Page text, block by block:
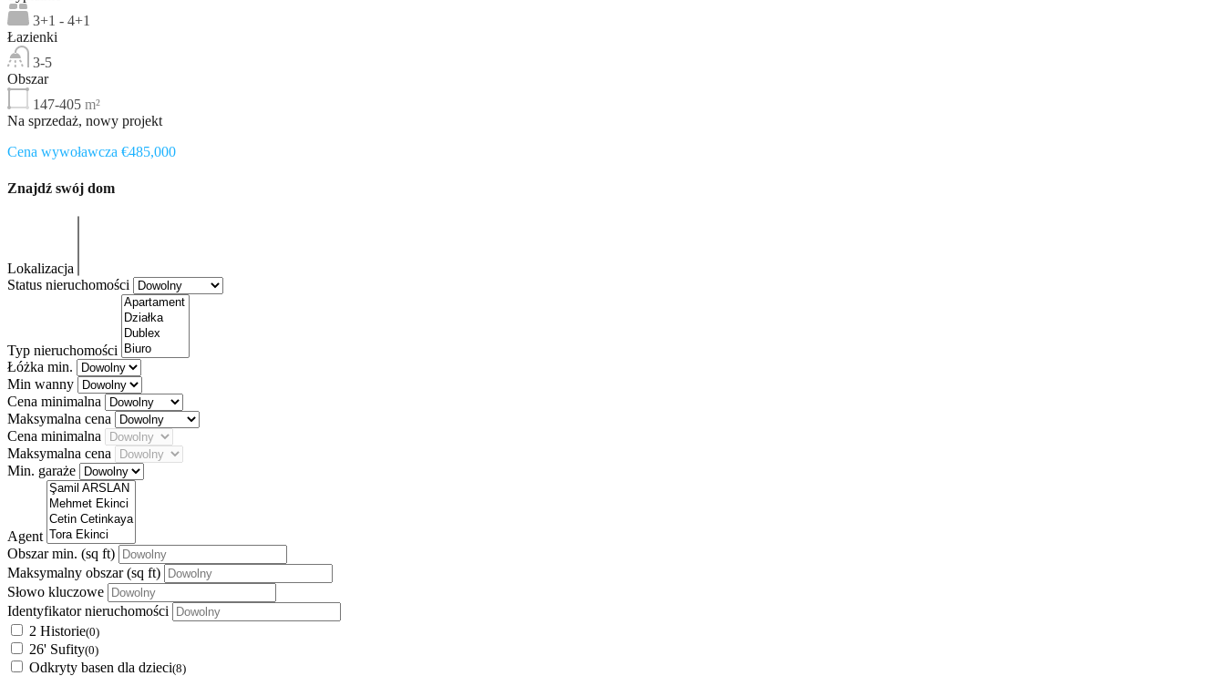
3+1 - 4+1
Łazienki
3-5
Obszar
147-405 m²
Na sprzedaż, nowy projekt
Cena wywoławcza €485,000
Znajdź swój dom
Lokalizacja
Status nieruchomości
Typ nieruchomości
Łóżka min.
Min wanny
Cena minimalna
Maksymalna cena
Cena minimalna
Maksymalna cena
Min. garaże
Agent
Obszar min. (sq ft)
Maksymalny obszar(sq ft)
Słowo kluczowe
Identyfikator nieruchomości
2 Historie(0)
26' Sufity(0)
Odkryty basen dla dzieci(8)